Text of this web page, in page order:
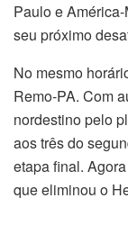
Paulo e
seu próximo
No mesmo
Remo-PA. Com
nordestino pelo
aos três do
etapa final.
que eliminou o